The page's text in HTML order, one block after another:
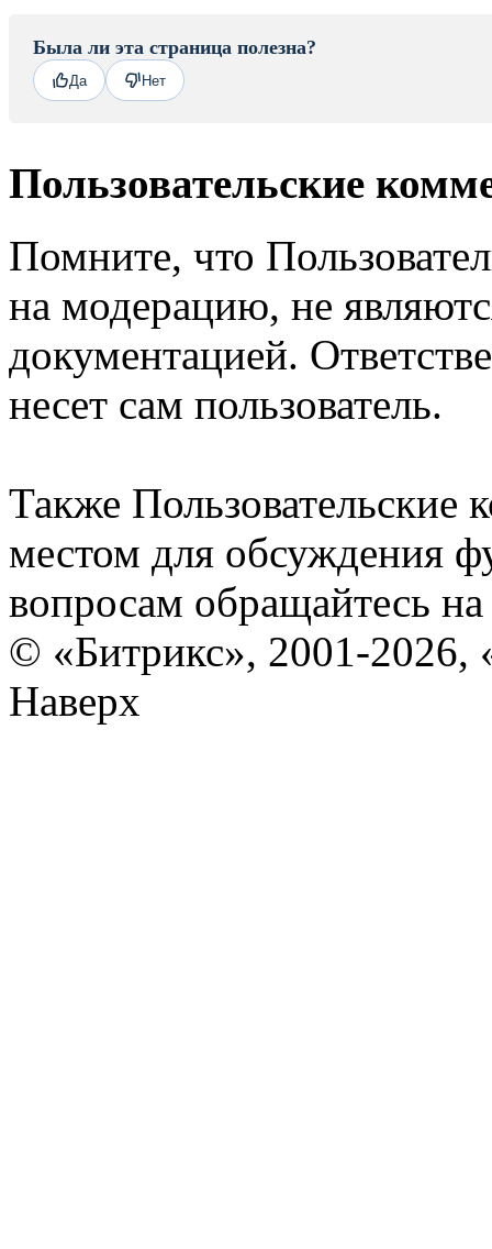
Была ли эта страница полезна?
Да Нет
Пользовательские
Помните, что
на модерацию, не
документацией.
несет сам пользователь.
Также Пользовательские
местом для обсуждения
вопросам обращайтесь
© «Битрикс», 2001-2026,
Наверх